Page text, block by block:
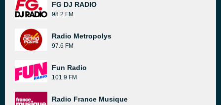
FG DJ RADIO
98.2 FM
Radio Metropolys
97.6 FM
Fun Radio
101.9 FM
Radio France Musique